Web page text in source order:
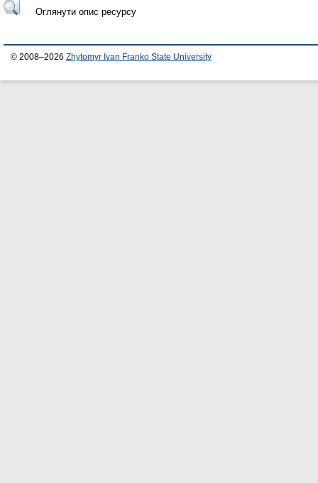
Оглянути опис ресурсу
© 2008–2026 Zhytomyr Ivan Franko State University